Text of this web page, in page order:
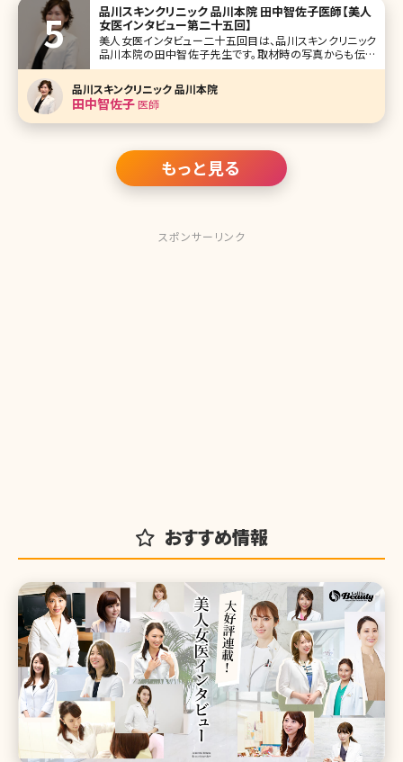
品川スキンクリニック 品川本院 田中智佐子医師【美人
女医インタビュー第二十五回】
美人女医インタビュー二十五回目は、品川スキンクリニック
品川本院の田中智佐子先生です。取材時の写真からも伝わ
ってきますが、とにかく明るく笑顔で、質問内容にも丁寧すぎ
るくらいに答えてくれました。 若い頃から、美容皮膚科通いを
していた筋金入りの美容マニアの一面もあり、お肌にツヤと
ハリがあります!ア
品川スキンクリニック 品川本院
田中智佐子医師
もっと見る
スポンサーリンク
おすすめ情報